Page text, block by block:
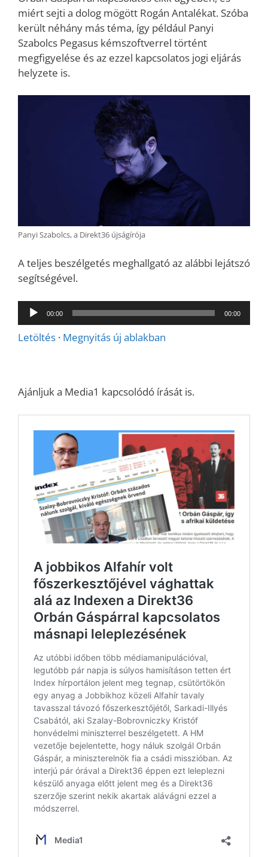
miért sejti a dolog mögött Rogán Antalékat. Szóba
került néhány más téma, így például Panyi
Szabolcs Pegasus kémszoftverrel történt
megfigyelése és az ezzel kapcsolatos jogi eljárás
helyzete is.
Panyi Szabolcs, a Direkt36 újságírója
A teljes beszélgetés meghallgató az alábbi lejátszó
segítségével.
Audió
lejátszó
00:00 00:00
Letöltés · Megnyitás új ablakban
Ajánljuk a Media1 kapcsolódó írását is.